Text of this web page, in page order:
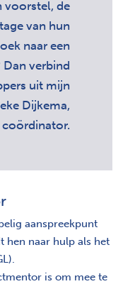
voorstel, de
van hun
naar een
verbind
uit mijn
Dijkema,
coördinator.
aanspreekpunt
hen naar hulp als het
is om mee te